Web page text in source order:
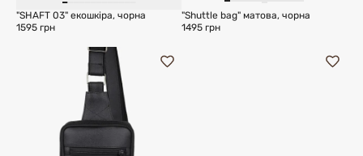
"SHAFT 03" екошкіра, чорна
1595 грн
"Shuttle bag" матова, чорна
1495 грн